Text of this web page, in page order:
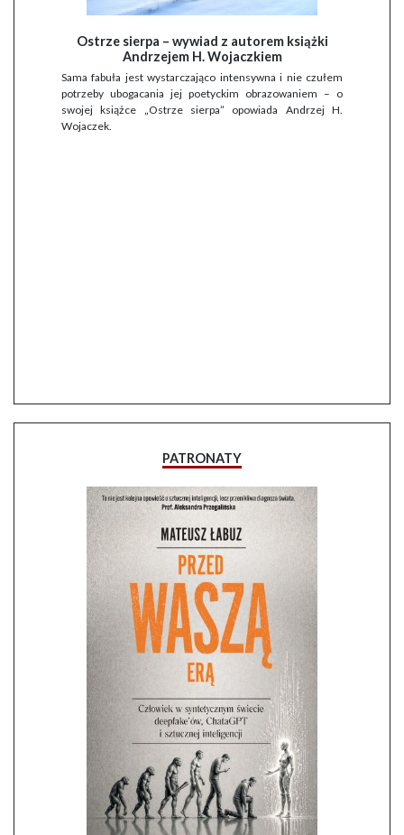
Ostrze sierpa – wywiad z autorem książki
Andrzejem H. Wojaczkiem
Sama fabuła jest wystarczająco intensywna i nie czułem
potrzeby ubogacania jej poetyckim obrazowaniem – o
swojej książce „Ostrze sierpa” opowiada Andrzej H.
Wojaczek.
PATRONATY